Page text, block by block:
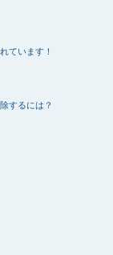
ています！
するには？